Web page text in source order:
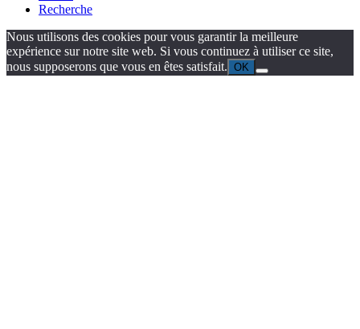
Recherche
Nous utilisons des cookies pour vous garantir la meilleure
expérience sur notre site web. Si vous continuez à utiliser ce site,
nous supposerons que vous en êtes satisfait. OK